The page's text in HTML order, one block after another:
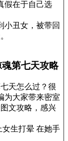
假在于自己选
小丑女，被带回
第七天攻略
天怎么过？很
为大家带来密室
文攻略，感兴
女生打晕 在她手